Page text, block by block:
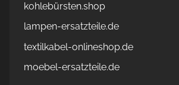
kohlebürsten.shop
lampen-ersatzteile.de
textilkabel-onlineshop.de
moebel-ersatzteile.de